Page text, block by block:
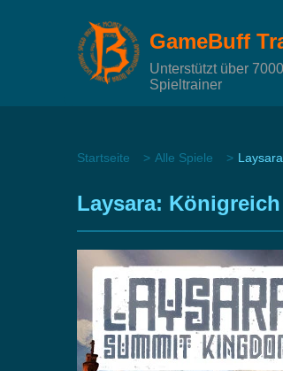
GameBuff
Unterstützt über 7000
Spieltrainer
Startseite Alle Spiele
Laysara: